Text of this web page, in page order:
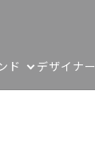
ド デザイナー